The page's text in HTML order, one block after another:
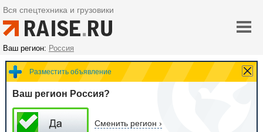
Вся спецтехника и грузовики
Ваш регион: Россия
Разместить объявление
Ваш регион Россия?
Сменить регион ›